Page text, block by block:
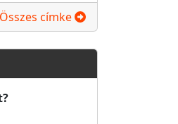
Összes címke